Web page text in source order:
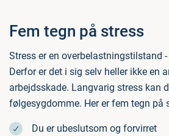
Fem tegn på stress
Stress er en overbelastningstilstand
Derfor er det i sig selv heller ikke en
arbejdsskade. Langvarig stress kan
følgesygdomme. Her er fem tegn på
Du er ubeslutsom og forvirret